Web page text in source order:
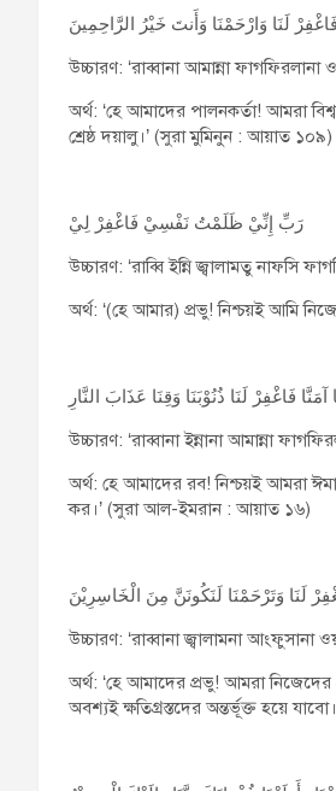
فَاغْفِرْ لَنَا وَارْحَمْنَا وَأَنتَ خَيْرُ الرَّاحِمِينَ
উচ্চারণ: ‘রাব্বানা আমান্না
অর্থ: ‘হে আমাদের পালনকর্তা! আমরা
শ্রেষ্ঠ দয়ালু।’ (সুরা মুমিনুন : আয়াত ১০৯)
رَبِّ إِنِّيْ ظَلَمْتُ نَفْسِيْ فَاغْفِرْ لِيْ
উচ্চারণ: ‘রাব্বি ইন্নি জ্বালামতু নাফসি
অর্থ: ‘(হে আমার) প্রভু! নিশ্চয়ই আমি
آمَنَّا فَاغْفِرْ لَنَا ذُنُوْبَنَا وَقِنَا عَذَابَ النَّارِ
উচ্চারণ: ‘রাব্বানা ইন্নানা আমান্না
অর্থ: হে আমাদের রব! নিশ্চয়ই আমরা
কর।’ (সুরা আল-ইমরান : আয়াত ১৬)
لَنَا وَتَرْحَمْنَا لَنَكُونَنَّ مِنَ الْخَاسِرِيْنَ
উচ্চারণ: ‘রাব্বানা জ্বালামনা আংফুসানা
অর্থ: ‘হে আমাদের প্রভু! আমরা
অবশ্যই ক্ষতিগ্রস্তদের অন্তর্ভূক্ত হয়ে